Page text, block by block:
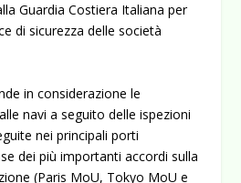
Guardia Costiera Italiana per
di sicurezza delle società
in considerazione le
navi a seguito delle ispezioni
nei principali porti
dei più importanti accordi sulla
(Paris MoU, Tokyo MoU e